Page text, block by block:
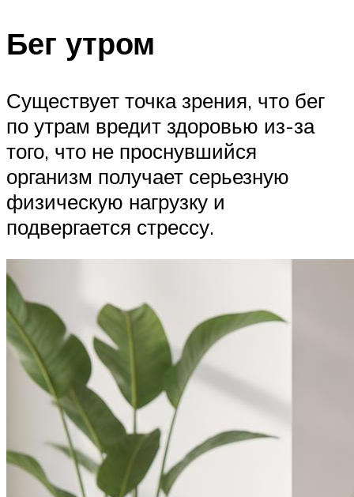
Бег утром
Существует точка зрения, что бег
по утрам вредит здоровью из-за
того, что не проснувшийся
организм получает серьезную
физическую нагрузку и
подвергается стрессу.